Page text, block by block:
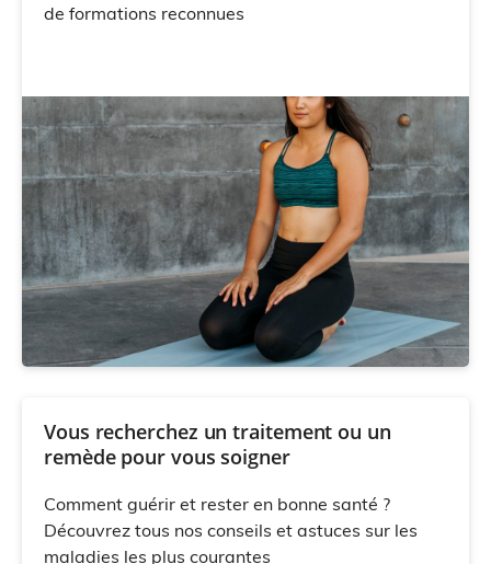
de formations reconnues
Vous recherchez un traitement ou un
remède pour vous soigner
Comment guérir et rester en bonne santé ?
Découvrez tous nos conseils et astuces sur les
maladies les plus courantes